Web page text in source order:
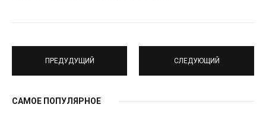
ПРЕДУДУЩИЙ СЛЕДУЮЩИЙ
САМОЕ ПОПУЛЯРНОЕ